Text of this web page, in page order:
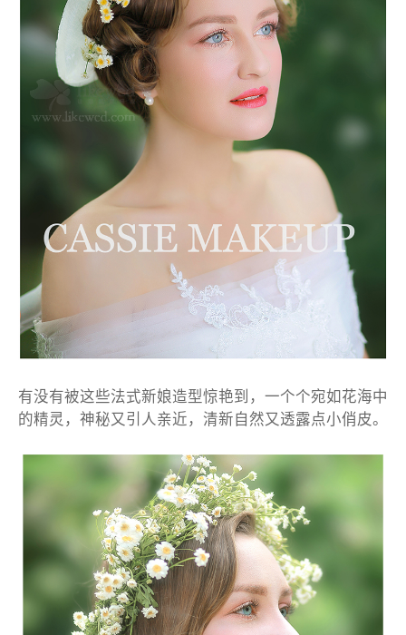
有没有被这些法式新娘造型惊艳到，一个个宛如花海中
的精灵，神秘又引人亲近，清新自然又透露点小俏皮。